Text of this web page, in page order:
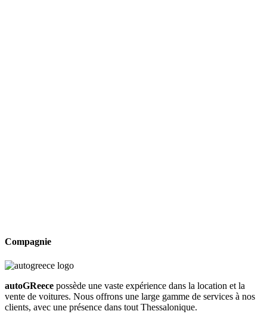
Compagnie
autoGReece possède une vaste expérience dans la location et la
vente de voitures. Nous offrons une large gamme de services à nos
clients, avec une présence dans tout Thessalonique.